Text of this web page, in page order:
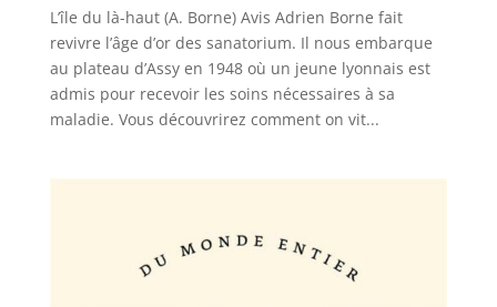
L’île du là-haut (A. Borne) Avis Adrien Borne fait
revivre l’âge d’or des sanatorium. Il nous embarque
au plateau d’Assy en 1948 où un jeune lyonnais est
admis pour recevoir les soins nécessaires à sa
maladie. Vous découvrirez comment on vit...